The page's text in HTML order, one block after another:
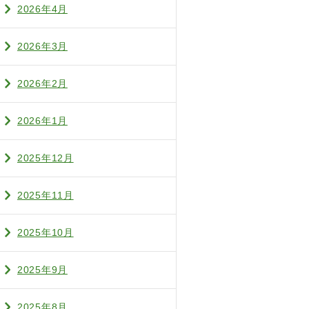
2026年4月
2026年3月
2026年2月
2026年1月
2025年12月
2025年11月
2025年10月
2025年9月